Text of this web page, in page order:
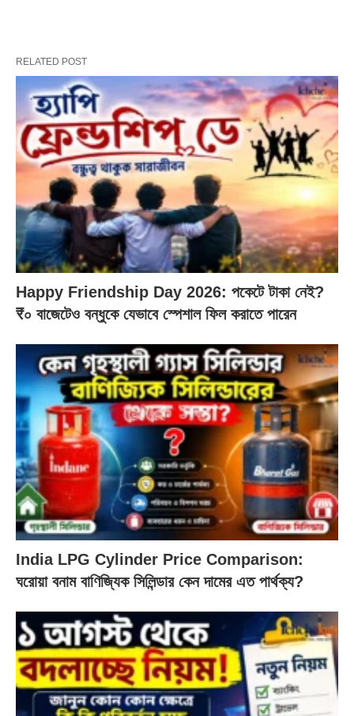
RELATED POST
Happy Friendship Day 2026: পকেটে টাকা নেই?
₹০ বাজেটেও বন্ধুকে যেভাবে স্পেশাল ফিল করাতে পারেন
India LPG Cylinder Price Comparison:
ঘরোয়া বনাম বাণিজ্যিক সিলিন্ডার কেন দামের এত পার্থক্য?